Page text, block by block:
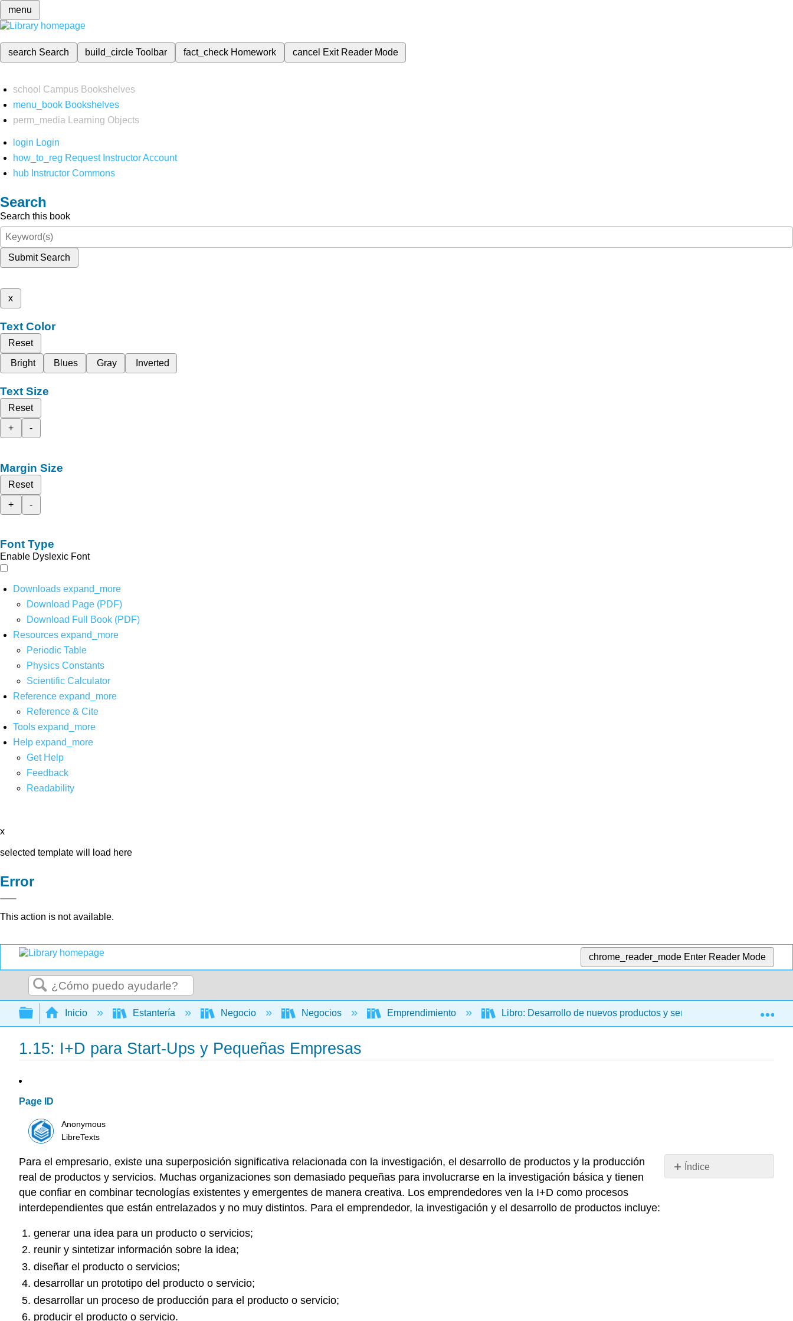
menu
search Search build_circleToolbar fact_check Homework cancel Exit Reader Mode
school Campus Bookshelves
menu_book Bookshelves
perm_media
Learning Objects
login Login
how_to_reg Request Instructor Account
hub Instructor Commons
Search
Search this book
Submit Search
x
Text Color
Reset
Bright
Blues Gray Inverted
Text Size
Reset
+
-
Margin Size
Reset
+
-
Font Type
Enable Dyslexic Font
Downloads expand_more
Download Page (PDF)
Download Full Book (PDF)
Resources expand_more
Periodic Table
Physics Constants
Scientific Calculator
Reference expand_more
Reference & Cite
Tools expand_more
Help expand_more
Get Help
Feedback
Readability
x
selected template will load here
Error
This action is not available.
chrome_reader_mode Enter Reader Mode
Buscar
Expandir/contraer jerarquía global
Inicio Estantería Negocio Negocios Emprendimiento Libro: Desarrollo de nuevos productos y servicios 1:
1.15: I+D para Start-Ups y Pequeñas Empresas
Page ID
Anonymous
LibreTexts
Índice
Sin
Para el empresario, existe una superposición significativa relacionada con la investigación, el desarrollo de productos y la producción
real de productos y servicios. Muchas organizaciones son demasiado pequeñas para involucrarse en la investigación básica y tienen
que confiar en combinar tecnologías existentes y emergentes de manera creativa. Los emprendedores ven la I+D como procesos
interdependientes que están entrelazados y no muy distintos. Para el emprendedor, la investigación y el desarrollo de productos incluye:
generar una idea para un producto o servicios;
reunir y sintetizar información sobre la idea;
diseñar el producto o servicios;
desarrollar un prototipo del producto o servicio;
desarrollar un proceso de producción para el producto o servicio;
producir el producto o servicio.